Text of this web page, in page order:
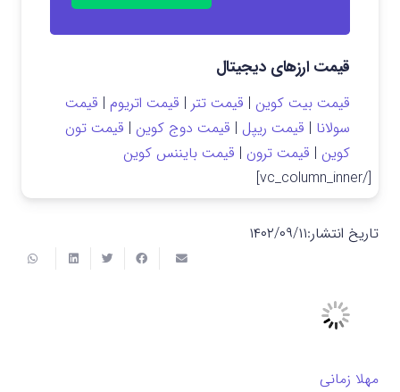
قیمت ارزهای دیجیتال
قیمت بیت کوین | قیمت تتر | قیمت اتریوم | قیمت
سولانا | قیمت ریپل | قیمت دوج کوین | قیمت تون
کوین | قیمت ترون | قیمت بایننس کوین
[/vc_column_inner]
تاریخ انتشار:۱۴۰۲/۰۹/۱۱
مهلا زمانی